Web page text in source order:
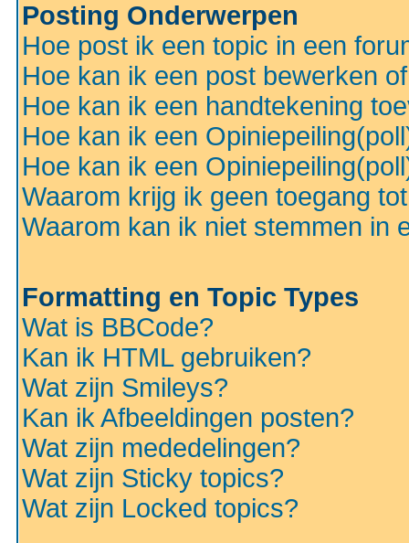
Posting Onderwerpen
Hoe post ik een topic in een
Hoe kan ik een post bewerken
Hoe kan ik een handtekening
Hoe kan ik een
Hoe kan ik een
Waarom krijg ik geen toegang
Waarom kan ik niet stemmen in
Formatting en Topic Types
Wat is BBCode?
Kan ik HTML gebruiken?
Wat zijn Smileys?
Kan ik Afbeeldingen posten?
Wat zijn mededelingen?
Wat zijn Sticky topics?
Wat zijn Locked topics?